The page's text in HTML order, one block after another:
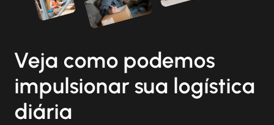
Veja como podemos
impulsionar sua logística
diária